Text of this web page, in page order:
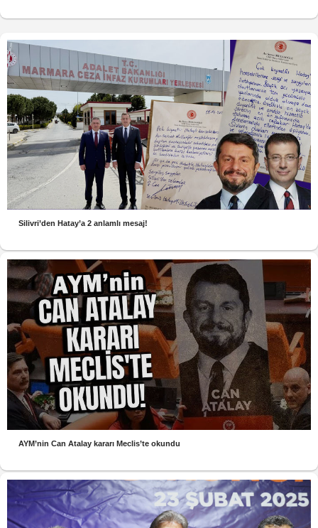
Silivri’den Hatay’a 2 anlamlı mesaj!
AYM’nin Can Atalay kararı Meclis’te okundu